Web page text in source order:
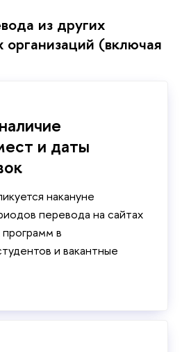
из других
организаций (включая
и даты
накануне
перевода на сайтах
в
и вакантные